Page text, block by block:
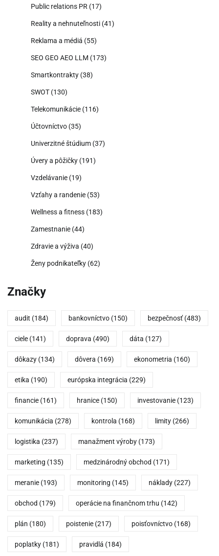
Public relations PR (17)
Reality a nehnuteľnosti (41)
Reklama a médiá (55)
SEO GEO AEO LLM (173)
Smartkontrakty (38)
SWOT (130)
Telekomunikácie (116)
Účtovníctvo (35)
Univerzitné štúdium (37)
Úvery a pôžičky (191)
Vzdelávanie (19)
Vzťahy a randenie (53)
Wellness a fitness (183)
Zamestnanie (44)
Zdravie a výživa (40)
Ženy podnikateľky (62)
Značky
audit (184) bankovníctvo (150) bezpečnosť (483)
ciele (141) doprava (490) dáta (127)
dôkazy (134) dôvera (169) ekonometria (160)
etika (190) európska integrácia (229)
financie (161) hranice (150) investovanie (123)
komunikácia (278) kontrola (168) limity (266)
logistika (237) manažment výroby (173)
marketing (135) medzinárodný obchod (171)
meranie (193) monitoring (145) náklady (227)
obchod (179) operácie na finančnom trhu (142)
plán (180) poistenie (217) poisťovníctvo (168)
poplatky (181) pravidlá (184)